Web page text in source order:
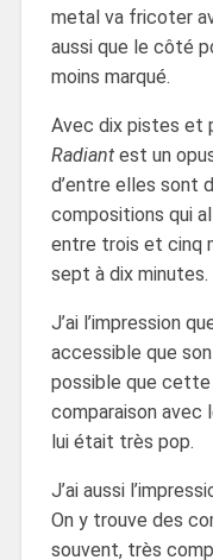
metal va fricoter
aussi que le côté
moins marqué.
Avec dix pistes et
Radiantest un
d’entre elles sont
compositions qui
entre trois et cinq
sept à dix minutes.
J’ai l’impression
accessible que
possible que cette
comparaison avec
lui était très pop.
J’ai aussi
On y trouve des
souvent, très